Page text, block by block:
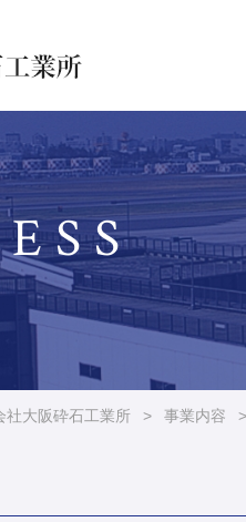
社大阪砕石工業所 > 事業内容 >